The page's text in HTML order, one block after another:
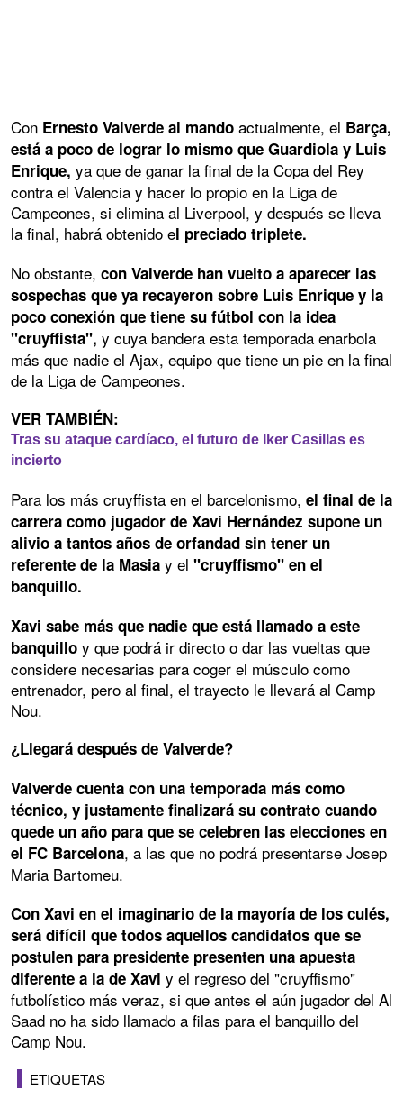
Con Ernesto Valverde al mando actualmente, el Barça,
está a poco de lograr lo mismo que Guardiola y Luis
Enrique, ya que de ganar la final de la Copa del Rey
contra el Valencia y hacer lo propio en la Liga de
Campeones, si elimina al Liverpool, y después se lleva
la final, habrá obtenido el preciado triplete.
No obstante, con Valverde han vuelto a aparecer las
sospechas que ya recayeron sobre Luis Enrique y la
poco conexión que tiene su fútbol con la idea
"cruyffista", y cuya bandera esta temporada enarbola
más que nadie el Ajax, equipo que tiene un pie en la final
de la Liga de Campeones.
VER TAMBIÉN:
Tras su ataque cardíaco, el futuro de Iker Casillas es
incierto
Para los más cruyffista en el barcelonismo, el final de la
carrera como jugador de Xavi Hernández supone un
alivio a tantos años de orfandad sin tener un
referente de la Masia y el "cruyffismo" en el
banquillo.
Xavi sabe más que nadie que está llamado a este
banquillo y que podrá ir directo o dar las vueltas que
considere necesarias para coger el músculo como
entrenador, pero al final, el trayecto le llevará al Camp
Nou.
¿Llegará después de Valverde?
Valverde cuenta con una temporada más como
técnico, y justamente finalizará su contrato cuando
quede un año para que se celebren las elecciones en
el FC Barcelona, a las que no podrá presentarse Josep
Maria Bartomeu.
Con Xavi en el imaginario de la mayoría de los culés,
será difícil que todos aquellos candidatos que se
postulen para presidente presenten una apuesta
diferente a la de Xavi y el regreso del "cruyffismo"
futbolístico más veraz, si que antes el aún jugador del Al
Saad no ha sido llamado a filas para el banquillo del
Camp Nou.
ETIQUETAS